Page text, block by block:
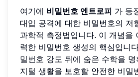
여기에 비밀번호 엔트로피 가 등
대입 공격에 대한 비밀번호의 저
과학적 측정법입니다. 이 개념을
력한 비밀번호 생성의 핵심입니
밀번호 강도 뒤에 숨은 수학을
지털 생활을 보호할 안전한 비밀